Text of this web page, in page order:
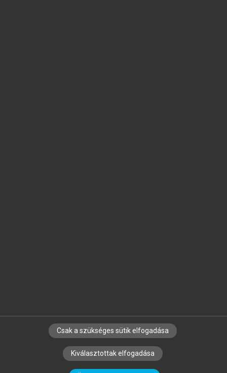
SZERZŐKNEK CÉGEKNEK KÖNYVTÁROSOKNAK
SZERKESZTÉSI ÉS LEKTORÁLÁSI ALAPELVEK
Csak a szükséges sütik elfogadása
Kiválasztottak elfogadása